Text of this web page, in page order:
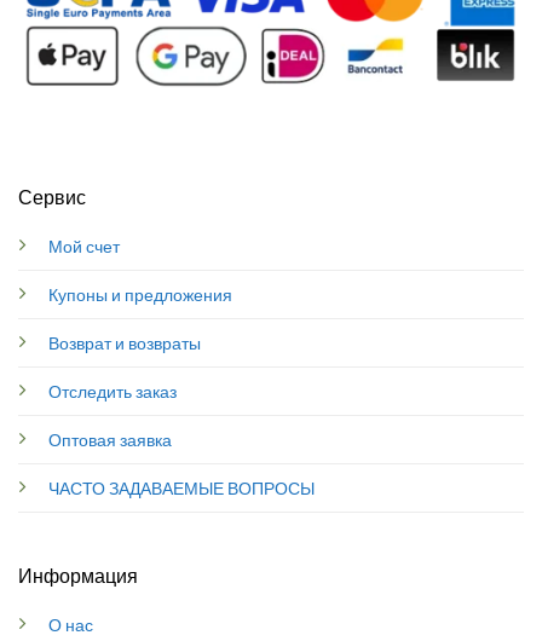
Сервис
Мой счет
Купоны и предложения
Возврат и возвраты
Отследить заказ
Оптовая заявка
ЧАСТО ЗАДАВАЕМЫЕ ВОПРОСЫ
Информация
О нас